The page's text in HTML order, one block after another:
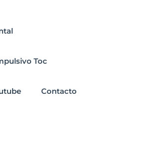
Toc
Contacto